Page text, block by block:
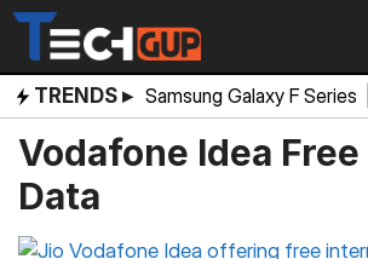
Skip
content
TRENDS ▸ Samsung Galaxy F Series
Vodafone Idea
Data